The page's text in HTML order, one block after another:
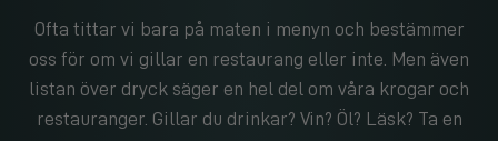
Ofta tittar vi bara på maten i menyn och bestämmer
oss för om vi gillar en restaurang eller inte. Men även
listan över dryck säger en hel del om våra krogar och
restauranger. Gillar du drinkar? Vin? Öl? Läsk? Ta en